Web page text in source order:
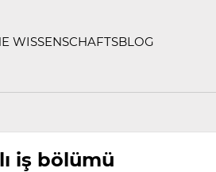
WISSENSCHAFTSBLOG
iş bölümü